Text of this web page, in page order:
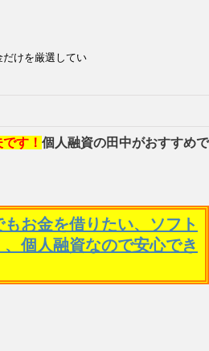
けを厳選してい
す！ 個人融資の田中がおすすめで
お金を借りたい、ソフト
個人融資なので安心でき